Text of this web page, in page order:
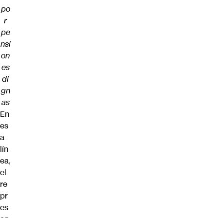
po
r
pe
nsi
on
es
di
gn
as
En
es
a
lín
ea,
el
re
pr
es